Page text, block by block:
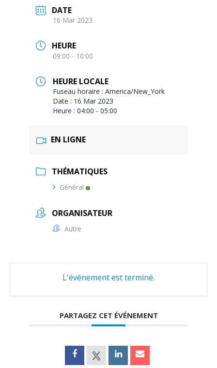
DATE
16 Mar 2023
HEURE
09:00 - 10:00
HEURE LOCALE
Fuseau horaire : America/New_York
Date : 16 Mar 2023
Heure : 04:00 - 05:00
EN LIGNE
THÉMATIQUES
Général
ORGANISATEUR
Autre
L'événement est terminé.
PARTAGEZ CET ÉVÉNEMENT